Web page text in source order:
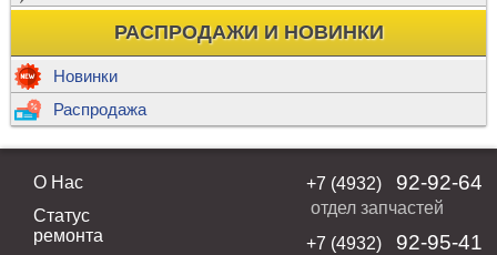
РАСПРОДАЖИ И НОВИНКИ
Новинки
Распродажа
О Нас
Статус
ремонта
+7 (4932) 92-92-64
отдел запчастей
+7 (4932)
92-95-41